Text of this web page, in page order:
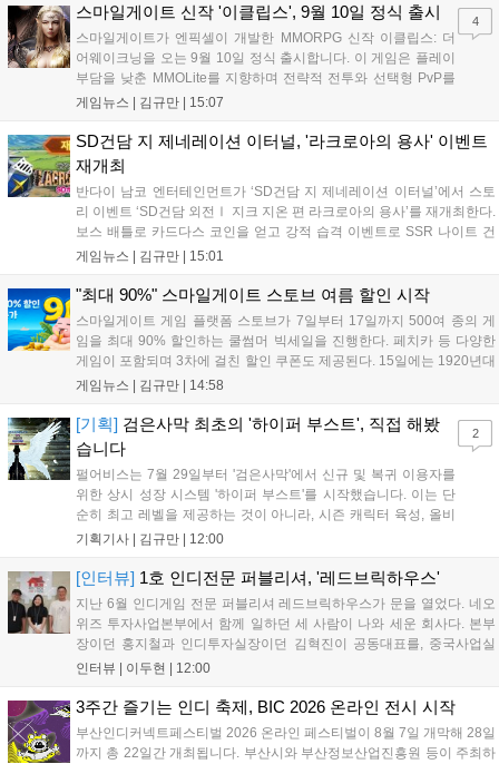
오프라인 연계 프로그램을 순차적으로 선보이며 e스포츠 생태계 확장에
나설 계획이다....
스마일게이트 신작 '이클립스', 9월 10일 정식 출시
스마일게이트가 엔픽셀이 개발한 MMORPG 신작 이클립스: 더
어웨이크닝을 오는 9월 10일 정식 출시합니다. 이 게임은 플레이
부담을 낮춘 MMOLite를 지향하며 전략적 전투와 선택형 PvP를
특징으로 합니다. 현재 공식 홈페이지와 앱 마켓에서 사전등록을
니다. 또한 카카오톡 채널 추가 시 주차별 스페셜 쿠폰과 한정 스
킨, 경품 이벤트 등 풍성한 혜택을 마련해 이용자들의 기대를 모
으고 있습니다....
게임뉴스 | 김규만 15:07
4
SD건담 지 제네레이션 이터널, '라크로아의 용사' 이벤트
재개최
반다이 남코 엔터테인먼트가 ‘SD건담 지 제네레이션 이터널’에서 스토
리 이벤트 ‘SD건담 외전Ⅰ 지크 지온 편 라크로아의 용사’를 재개최한다.
보스 배틀로 카드다스 코인을 얻고 강적 습격 이벤트로 SSR 나이트 건
담을 획득할 수 있다. 로그인 보너스로 최대 다이아 3,000개를 지급하며,
원 증정한다. 또한 9월 30일까지 공식 유튜브에서 특별 프로그램을 시청
할 수 있다....
게임뉴스 | 김규만 15:01
"최대 90%" 스마일게이트 스토브 여름 할인 시작
스마일게이트 게임 플랫폼 스토브가 7일부터 17일까지 500여 종의 게
임을 최대 90% 할인하는 쿨썸머 빅세일을 진행한다. 페치카 등 다양한
게임이 포함되며 3차에 걸친 할인 쿠폰도 제공된다. 15일에는 1920년대
경성 배경의 신작 그날의 신문이 출시되며, 15일부터 17일까지는 국내
은 공식 페이지에서 확인 가능하다....
게임뉴스 | 김규만 14:58
[기획] 검은사막 최초의 '하이퍼 부스트', 직접 해봤
습니다
펄어비스는 7월 29일부터 '검은사막'에서 신규 및 복귀 이용자를
위한 상시 성장 시스템 '하이퍼 부스트'를 시작했습니다. 이는 단
순히 최고 레벨을 제공하는 것이 아니라, 시즌 캐릭터 육성, 올비
아 아카데미 수료, 아침의 나라 설화 진행 등 4단계 과정을 통해
용자는 과제를 완수하며 동(V) 투발라 장비와 검은별 무기, 카라
자드 장신구 등을 획득해 주요 콘텐츠에 진입할 수 있습니다....
기획기사 | 김규만 12:00
2
[인터뷰] 1호 인디전문 퍼블리셔, '레드브릭하우스'
지난 6월 인디게임 전문 퍼블리셔 레드브릭하우스가 문을 열었다. 네오
위즈 투자사업본부에서 함께 일하던 세 사람이 나와 세운 회사다. 본부
장이던 홍지철과 인디투자실장이던 김혁진이 공동대표를, 중국사업실
장이던 이민정이 이사를 맡았다. 출범 한 달여 만에 위메이드맥스의 전
들어왔다. 서비스 중인...
인터뷰 | 이두현 12:00
3주간 즐기는 인디 축제, BIC 2026 온라인 전시 시작
부산인디커넥트페스티벌 2026 온라인 페스티벌이 8월 7일 개막해 28일
까지 총 22일간 개최됩니다. 부산시와 부산정보산업진흥원 등이 주최하